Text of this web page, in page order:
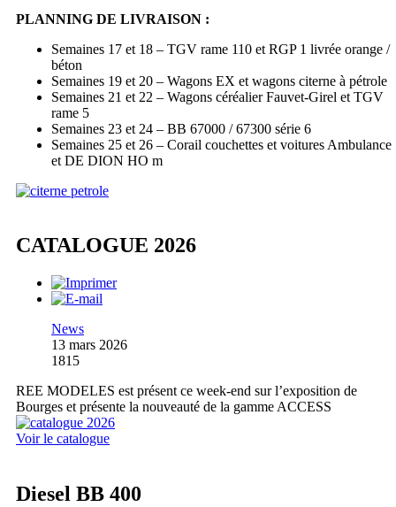
PLANNING DE LIVRAISON :
Semaines 17 et 18 – TGV rame 110 et RGP 1 livrée orange /
béton
Semaines 19 et 20 – Wagons EX et wagons citerne à pétrole
Semaines 21 et 22 – Wagons céréalier Fauvet-Girel et TGV
rame 5
Semaines 23 et 24 – BB 67000 / 67300 série 6
Semaines 25 et 26 – Corail couchettes et voitures Ambulance
et DE DION HO m
CATALOGUE 2026
News
13 mars 2026
1815
REE MODELES est présent ce week-end sur l’exposition de
Bourges et présente la nouveauté de la gamme ACCESS
Voir le catalogue
Diesel BB 400